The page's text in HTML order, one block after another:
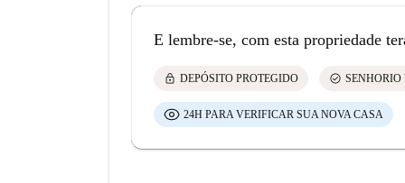
E lembre-se, com esta propriedade
lock DEPÓSITO PROTEGIDO check_circle
24H PARA VERIFICAR SUA NOVA CASA